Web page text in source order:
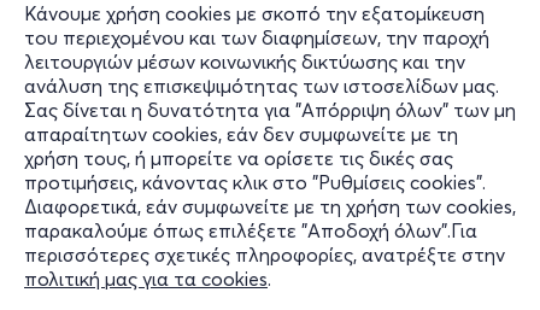
Κάνουμε χρήση cookies με σκοπό την εξατομίκευση
του περιεχομένου και των διαφημίσεων, την παροχή
λειτουργιών μέσων κοινωνικής δικτύωσης και την
ανάλυση της επισκεψιμότητας των ιστοσελίδων μας.
Σας δίνεται η δυνατότητα για "Απόρριψη όλων" των μη
απαραίτητων cookies, εάν δεν συμφωνείτε με τη
χρήση τους, ή μπορείτε να ορίσετε τις δικές σας
προτιμήσεις, κάνοντας κλικ στο "Ρυθμίσεις cookies".
Διαφορετικά, εάν συμφωνείτε με τη χρήση των cookies,
παρακαλούμε όπως επιλέξετε "Αποδοχή όλων".Για
περισσότερες σχετικές πληροφορίες, ανατρέξτε στην
πολιτική μας για τα cookies.
ΛΑΣΠΟΚΤΗΜΑ ΣΕΠΤΕΜΒΡΙΟΣ 2026
Κέας και Πλουτάρχου, Τ.Κ 152 34
Κτήμα Αρίστη - Χαλάνδρι, Αττική
17€